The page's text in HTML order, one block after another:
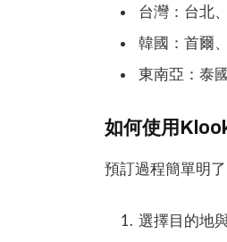
台灣：台北
韓國：首爾
東南亞：泰
如何使用
預訂過程簡單明
選擇目的地